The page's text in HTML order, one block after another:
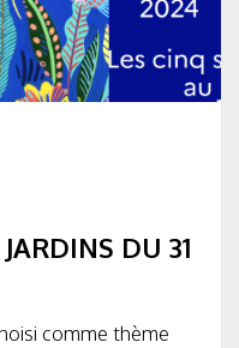
DU 31
comme thème